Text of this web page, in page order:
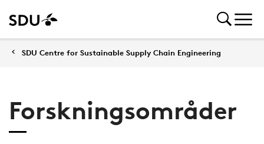
SDU Centre for Sustainable Supply Chain Engineering
Forskningsområder